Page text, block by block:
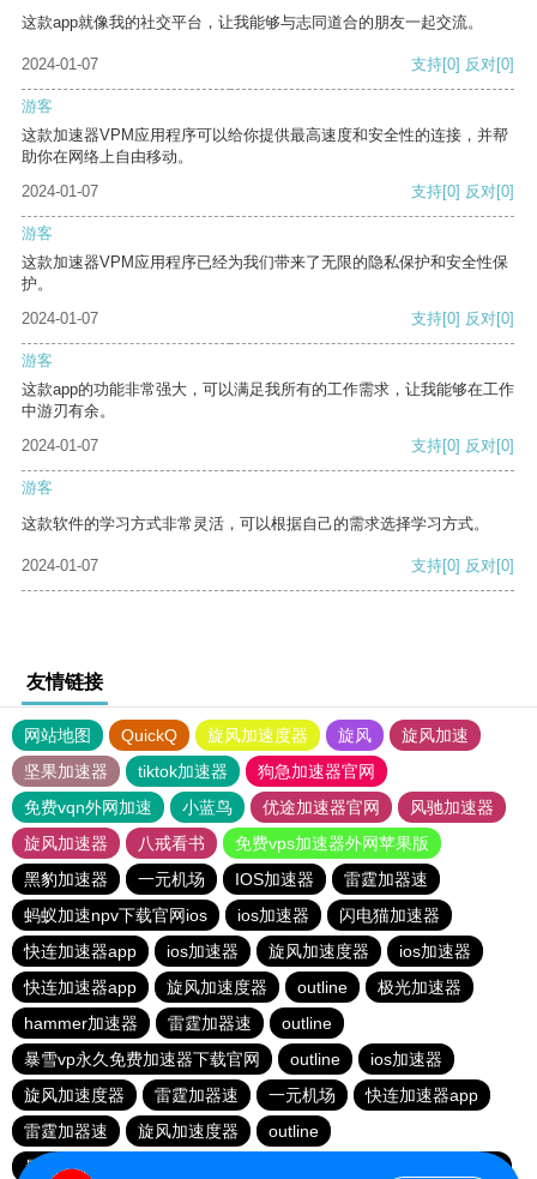
这款app就像我的社交平台，让我能够与志同道合的朋友一起交流。
2024-01-07 支持[0] 反对[0]
游客
这款加速器VPM应用程序可以给你提供最高速度和安全性的连接，并帮
助你在网络上自由移动。
2024-01-07
支持[0] 反对[0]
游客
这款加速器VPM应用程序已经为我们带来了无限的隐私保护和安全性保
护。
2024-01-07
支持[0] 反对[0]
游客
这款app的功能非常强大，可以满足我所有的工作需求，让我能够在工作
中游刃有余。
2024-01-07
支持[0] 反对[0]
游客
这款软件的学习方式非常灵活，可以根据自己的需求选择学习方式。
2024-01-07 支持[0] 反对[0]
友情链接
网站地图 QuickQ 旋风加速度器 旋风
旋风加速
坚果加速器
tiktok加速器
狗急加速器官网
免费vqn外网加速
小蓝鸟 优途加速器官网
风驰加速器
旋风加速器
八戒看书
免费vps加速器外网苹果版
黑豹加速器
一元机场 IOS加速器
雷霆加器速
蚂蚁加速npv下载官网ios
ios加速器
闪电猫加速器
快连加速器app
ios加速器 旋风加速度器
ios加速器
快连加速器app
旋风加速度器 outline
极光加速器
hammer加速器
雷霆加器速
outline
暴雪vp永久免费加速器下载官网
outline
ios加速器
旋风加速度器
雷霆加器速 一元机场
快连加速器app
雷霆加器速
旋风加速度器
outline
暴雪vp永久免费加速器下载官网